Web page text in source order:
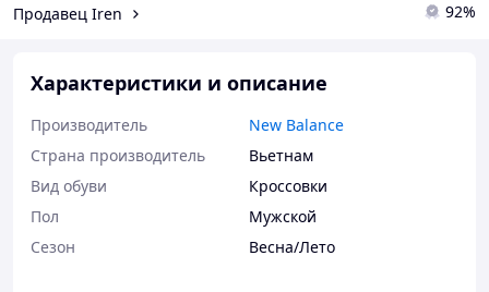
Продавец Iren 92%
Характеристики и описание
Производитель
New Balance
Страна производитель
Вьетнам
Вид обуви
Кроссовки
Пол
Мужской
Сезон
Весна/Лето